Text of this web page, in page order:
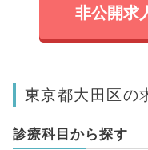
非公開求
東京都大田区の
診療科目から探す